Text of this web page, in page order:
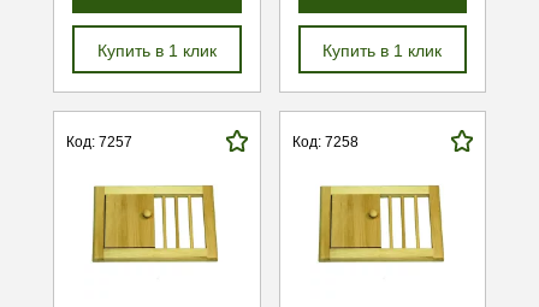
Купить в 1 клик Купить в 1 клик
Код: 7257 Код: 7258